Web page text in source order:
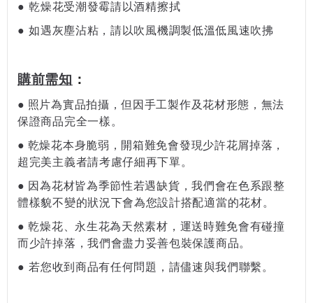
● 乾燥花受潮發霉請以酒精擦拭
● 如遇灰塵沾粘，請以吹風機調製低溫低風速吹拂
購前需知 ：
● 照片為實品拍攝，但因手工製作及花材形態，無法
保證商品完全一樣。
● 乾燥花本身脆弱，開箱難免會發現少許花屑掉落，
超完美主義者請考慮仔細再下單。
● 因為花材皆為季節性若遇缺貨，我們會在色系跟整
體樣貌不變的狀況下會為您設計搭配適當的花材。
● 乾燥花、永生花為天然素材，運送時難免會有碰撞
而少許掉落，我們會盡力妥善包裝保護商品。
● 若您收到商品有任何問題，請儘速與我們聯繫。